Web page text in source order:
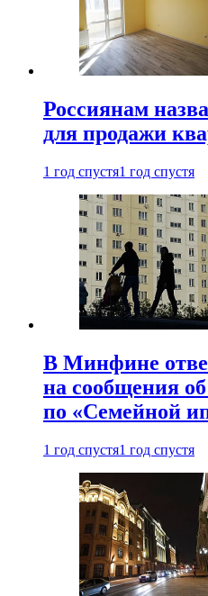
Россиянам
для продажи
1 год спустя1 год спустя
В Минфине
на сообщения
по «Семейной
1 год спустя1 год спустя